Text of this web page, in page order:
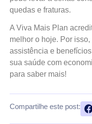
quedas e fraturas.
A Viva Mais Plan
melhor o hoje. Por
assistência e
sua saúde com
para saber mais!
Compartilhe este post: